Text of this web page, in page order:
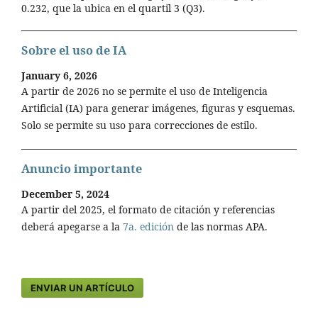
0.232, que la ubica en el quartil 3 (Q3).
Sobre el uso de IA
January 6, 2026
A partir de 2026 no se permite el uso de Inteligencia
Artificial (IA) para generar imágenes, figuras y esquemas.
Solo se permite su uso para correcciones de estilo.
Anuncio importante
December 5, 2024
A partir del 2025, el formato de citación y referencias
deberá apegarse a la 7a. edición de las normas APA.
ENVIAR UN ARTÍCULO